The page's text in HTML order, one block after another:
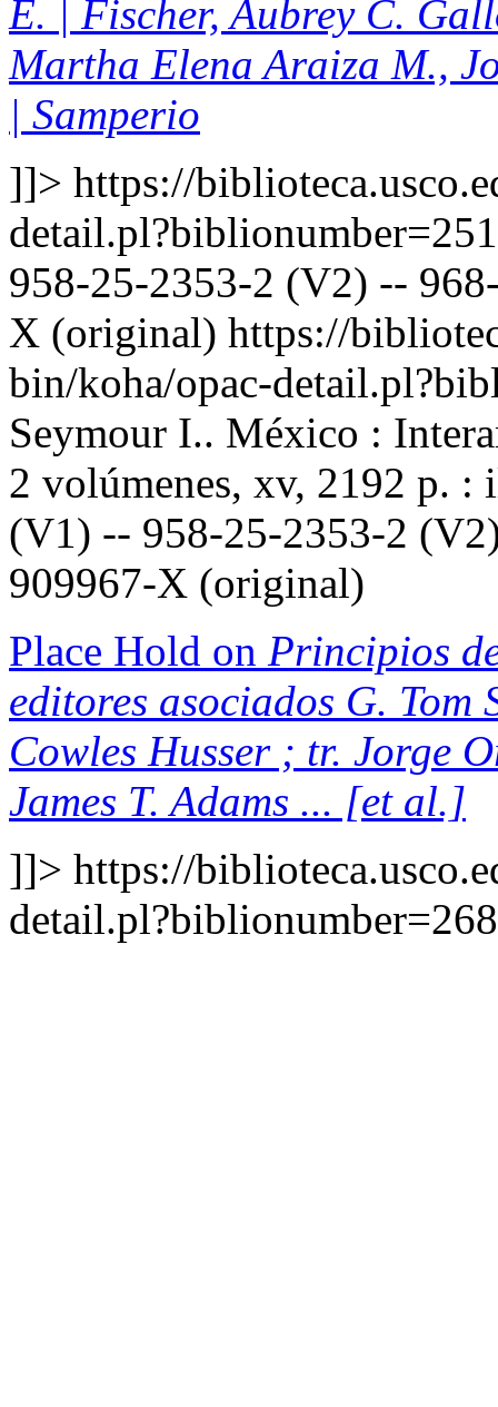
E. | Fischer, Aubrey C.
Martha Elena Araiza M.,
| Samperio
]]> https://
958-25-2353-2 (V2) --
X (original) https://
bin/koha/opac-
Seymour I.. México :
2 volúmenes, xv, 2192 p.
(V1) -- 958-25-2353-2
909967-X (original)
Place Hold on Principios
editores asociados G. Tom
Cowles Husser ; tr. Jorge
James T. Adams ... [et al.]
]]> https://